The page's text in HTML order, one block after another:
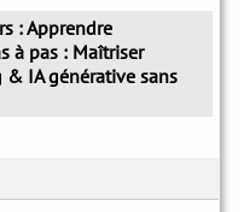
: Apprendre
à pas : Maîtriser
& IA générative sans